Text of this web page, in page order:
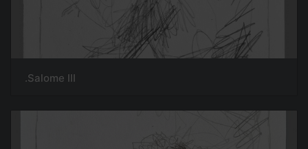
Salome III.